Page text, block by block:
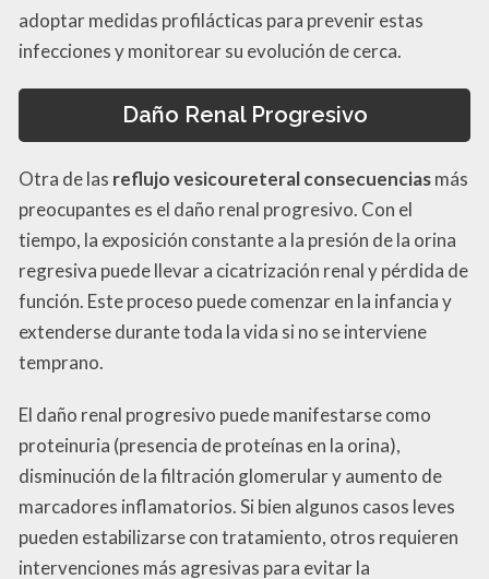
adoptar medidas profilácticas para prevenir estas
infecciones y monitorear su evolución de cerca.
Daño Renal Progresivo
Otra de las reflujo vesicoureteral consecuenciasmás
preocupantes es el daño renal progresivo. Con el
tiempo, la exposición constante a la presión de la orina
regresiva puede llevar a cicatrización renal y pérdida de
función. Este proceso puede comenzar en la infancia y
extenderse durante toda la vida si no se interviene
temprano.
El daño renal progresivo puede manifestarse como
proteinuria (presencia de proteínas en la orina),
disminución de la filtración glomerular y aumento de
marcadores inflamatorios. Si bien algunos casos leves
pueden estabilizarse con tratamiento, otros requieren
intervenciones más agresivas para evitar la